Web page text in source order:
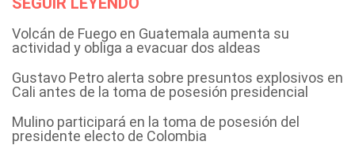
Volcán de Fuego en Guatemala aumenta su
actividad y obliga a evacuar dos aldeas
Gustavo Petro alerta sobre presuntos explosivos en
Cali antes de la toma de posesión presidencial
Mulino participará en la toma de posesión del
presidente electo de Colombia